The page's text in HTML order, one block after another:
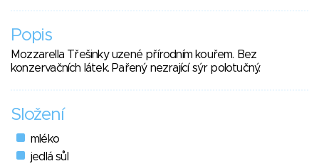
Popis
Mozzarella Třešinky uzené přírodním kouřem. Bez
konzervačních látek. Pařený nezrající sýr polotučný.
Složení
mléko
jedlá sůl